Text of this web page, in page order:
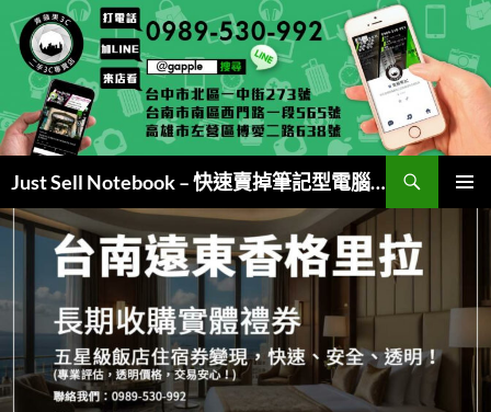
至
內
容
Just Sell Notebook – 快速賣掉筆記型電腦 (現金交易)
尋